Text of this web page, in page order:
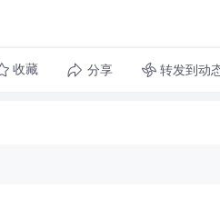
收藏 分享 转发到动